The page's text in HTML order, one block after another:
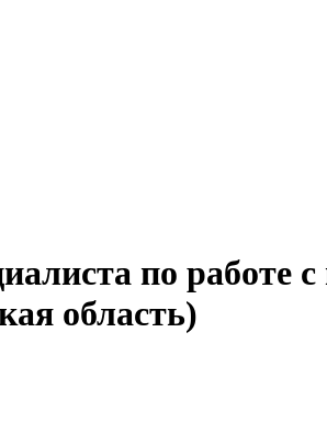
по работе
область)